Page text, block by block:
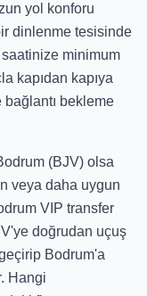
yol konforu
dinlenme tesisinde
saatinize minimum
kapıdan kapıya
bekleme
(BJV) olsa
veya daha uygun
VIP transfer
doğrudan uçuş
Bodrum'a
Hangi